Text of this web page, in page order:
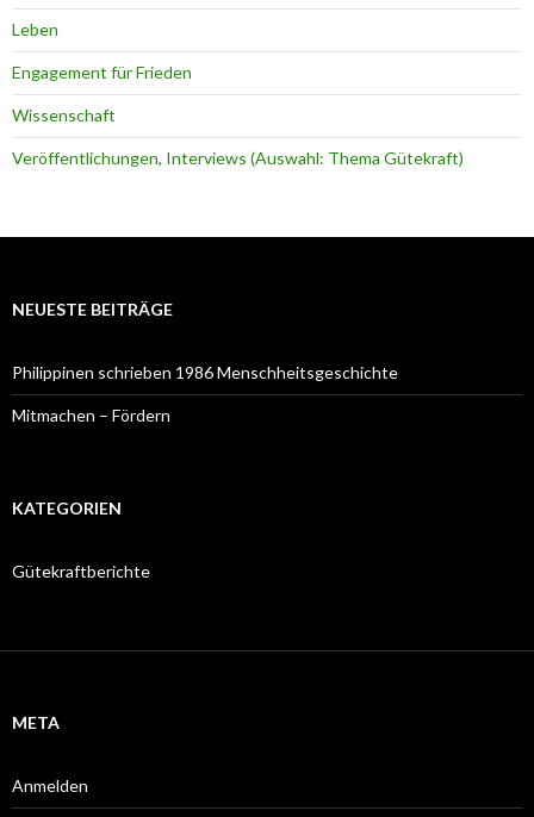
Leben
Engagement für Frieden
Wissenschaft
Veröffentlichungen, Interviews (Auswahl: Thema Gütekraft)
NEUESTE BEITRÄGE
Philippinen schrieben 1986 Menschheitsgeschichte
Mitmachen – Fördern
KATEGORIEN
Gütekraftberichte
META
Anmelden